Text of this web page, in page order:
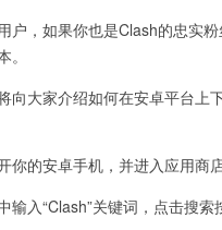
，如果你也是Clash的忠实粉
大家介绍如何在安卓平台上
的安卓手机，并进入应用商店
入“Clash”关键词，点击搜索